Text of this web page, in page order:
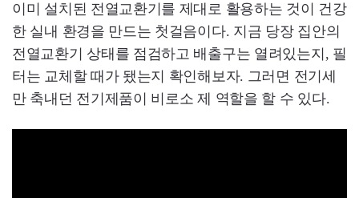
이미 설치된 전열교환기를 제대로 활용하는 것이 건강
한 실내 환경을 만드는 첫걸음이다. 지금 당장 집안의
전열교환기 상태를 점검하고 배출구는 열려있는지, 필
터는 교체할 때가 됐는지 확인해보자. 그러면 전기세
만 축내던 전기제품이 비로소 제 역할을 할 수 있다.